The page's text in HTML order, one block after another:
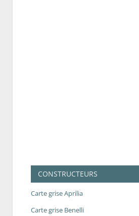
CONSTRUCTEURS
Carte grise Aprilia
Carte grise Benelli